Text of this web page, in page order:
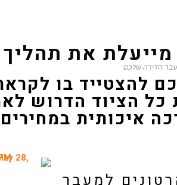
הדירה שלכם
מייעלת את
להצטייד בו
כל הציוד הדרוש
איכותית
למעבר